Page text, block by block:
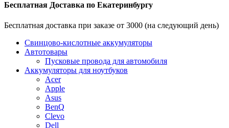
Бесплатная Доставка по Екатеринбургу
Бесплатная доставка при заказе от 3000 (на следующий день)
Cвинцово-кислотные аккумуляторы
Автотовары
Пусковые провода для автомобиля
Аккумуляторы для ноутбуков
Acer
Apple
Asus
BenQ
Clevo
Dell